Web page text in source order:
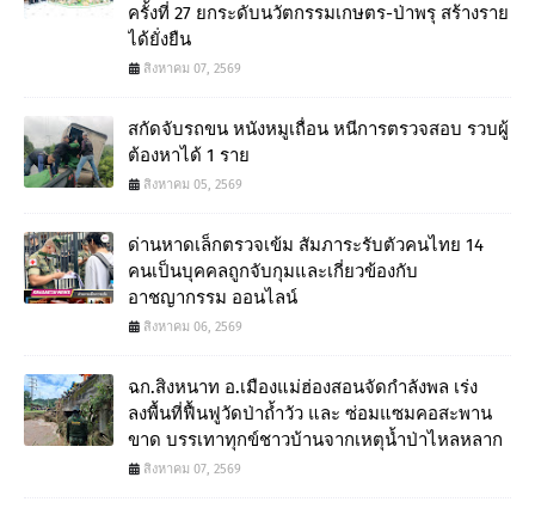
ครั้งที่ 27 ยกระดับนวัตกรรมเกษตร-ป่าพรุ สร้างราย
ได้ยั่งยืน
สิงหาคม 07, 2569
สกัดจับรถขน หนังหมูเถื่อน หนีการตรวจสอบ รวบผู้
ต้องหาได้ 1 ราย
สิงหาคม 05, 2569
ด่านหาดเล็กตรวจเข้ม สัมภาระรับตัวคนไทย 14
คนเป็นบุคคลถูกจับกุมและเกี่ยวข้องกับ
อาชญากรรม ออนไลน์
สิงหาคม 06, 2569
ฉก.สิงหนาท อ.เมืองแม่ฮ่องสอนจัดกำลังพล เร่ง
ลงพื้นที่ฟื้นฟูวัดป่าถ้ำวัว และ ซ่อมแซมคอสะพาน
ขาด บรรเทาทุกข์ชาวบ้านจากเหตุน้ำป่าไหลหลาก
สิงหาคม 07, 2569